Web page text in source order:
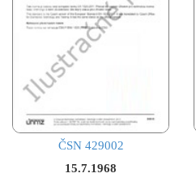
ČSN 429002
15.7.1968